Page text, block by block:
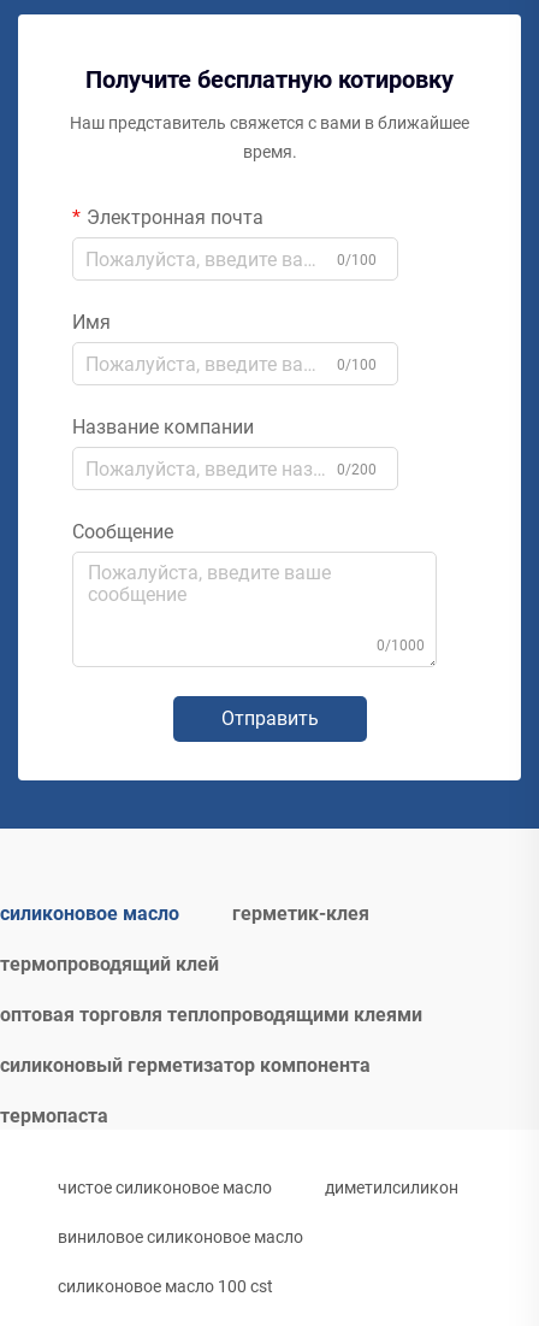
Получите бесплатную котировку
Наш представитель свяжется с вами в ближайшее
время.
Электронная почта
0/100
Имя
0/100
Название компании
0/200
Сообщение
0/1000
Отправить
силиконовое масло герметик-клея
термопроводящий клей
оптовая торговля теплопроводящими клеями
силиконовый герметизатор компонента
термопаста
чистое силиконовое масло диметилсиликон
виниловое силиконовое масло
силиконовое масло 100 cst